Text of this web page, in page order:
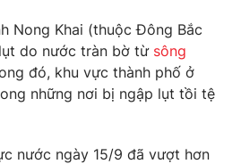
lai
Nong Khai (thuộc Đông Bắc
do nước tràn bờ từ sông
đó, khu vực thành phố ở
những nơi bị ngập lụt tồi tệ
nước ngày 15/9 đã vượt hơn